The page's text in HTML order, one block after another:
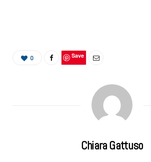
0 Save
Chiara Gattuso